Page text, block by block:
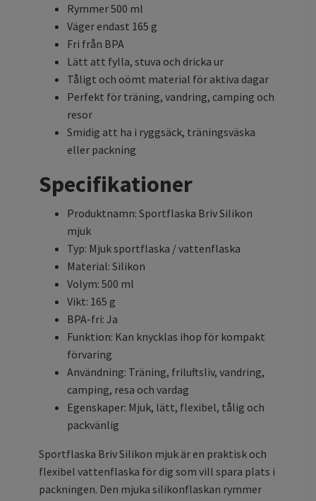
Rymmer 500 ml
Väger endast 165 g
Fri från BPA
Lätt att fylla, stuva och dricka ur
Tåligt och oömt material för aktiva dagar
Perfekt för träning, vandring, camping och
resor
Smidig att ha i ryggsäck, träningsväska
eller packning
Specifikationer
Produktnamn: Sportflaska Briv Silikon
mjuk
Typ: Mjuk sportflaska / vattenflaska
Material: Silikon
Volym: 500 ml
Vikt: 165 g
BPA-fri: Ja
Funktion: Kan knycklas ihop för kompakt
förvaring
Användning: Träning, friluftsliv, vandring,
camping, resa och vardag
Egenskaper: Mjuk, lätt, flexibel, tålig och
packvänlig
Sportflaska Briv Silikon mjuk är en praktisk och
flexibel vattenflaska för dig som vill spara plats i
packningen. Den mjuka silikonflaskan rymmer